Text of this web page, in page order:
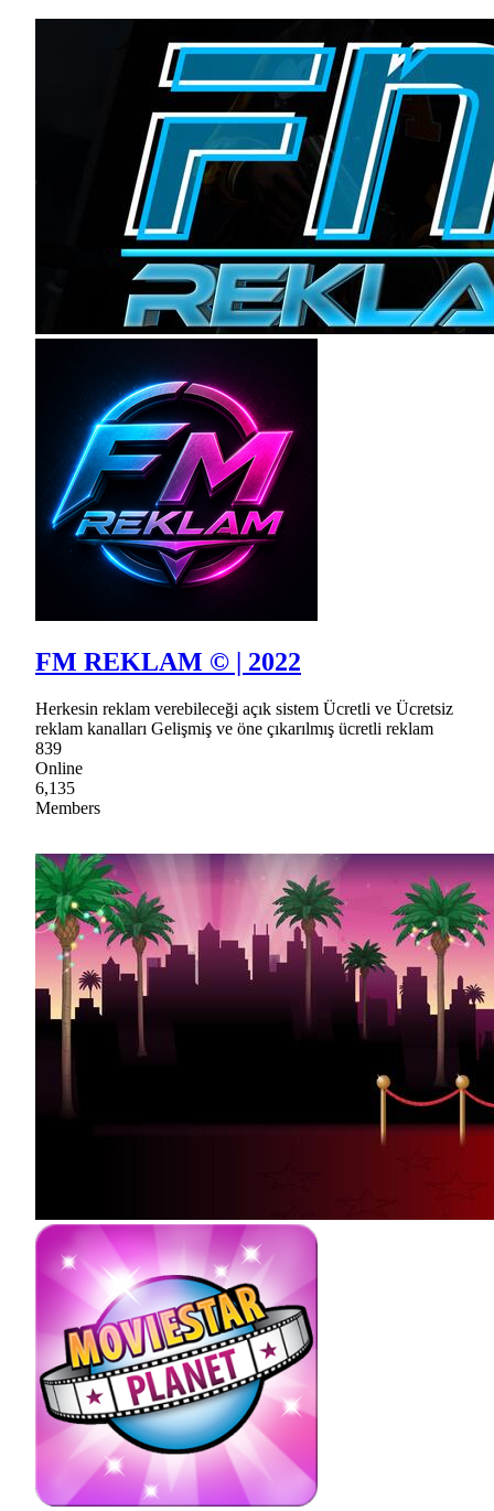
FM REKLAM © | 2022
Herkesin reklam verebileceği açık sistem Ücretli ve Ücretsiz
reklam kanalları Gelişmiş ve öne çıkarılmış ücretli reklam
839
Online
6,135
Members